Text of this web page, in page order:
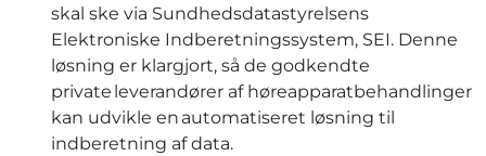
skal ske via Sundhedsdatastyrelsens
Elektroniske Indberetningssystem, SEI. Denne
løsning er klargjort, så de godkendte
private leverandører af høreapparatbehandlinger
kan udvikle en automatiseret løsning til
indberetning af data.